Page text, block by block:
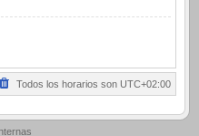
Todos los horarios son UTC+02:00